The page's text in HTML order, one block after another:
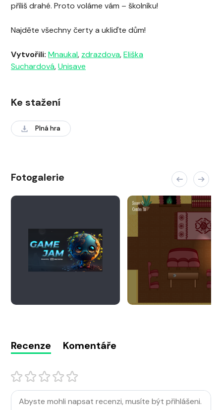
příliš drahé. Proto voláme vám – školníku!
Najděte všechny čerty a ukliďte dům!
Vytvořili: Mnaukal, zdrazdova,Eliška
Suchardová,Unisave
Ke stažení
Plná hra
Fotogalerie
Recenze Komentáře